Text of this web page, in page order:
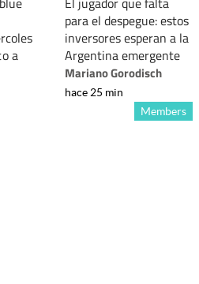
a
para el despegue: estos
inversores esperan a la
Argentina emergente
Mariano Gorodisch
Members
hace 25 min